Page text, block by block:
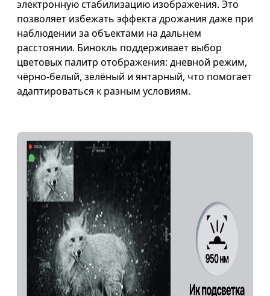
электронную стабилизацию изображения. Это
позволяет избежать эффекта дрожания даже при
наблюдении за объектами на дальнем
расстоянии. Бинокль поддерживает выбор
цветовых палитр отображения: дневной режим,
чёрно-белый, зелёный и янтарный, что помогает
адаптироваться к разным условиям.